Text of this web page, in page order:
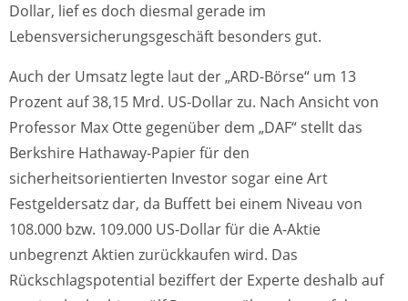
Dollar, lief es doch diesmal gerade im
Lebensversicherungsgeschäft besonders gut.
Auch der Umsatz legte laut der „ARD-Börse“ um 13
Prozent auf 38,15 Mrd. US-Dollar zu. Nach Ansicht von
Professor Max Otte gegenüber dem „DAF“ stellt das
Berkshire Hathaway-Papier für den
sicherheitsorientierten Investor sogar eine Art
Festgeldersatz dar, da Buffett bei einem Niveau von
108.000 bzw. 109.000 US-Dollar für die A-Aktie
unbegrenzt Aktien zurückkaufen wird. Das
Rückschlagspotential beziffert der Experte deshalb auf